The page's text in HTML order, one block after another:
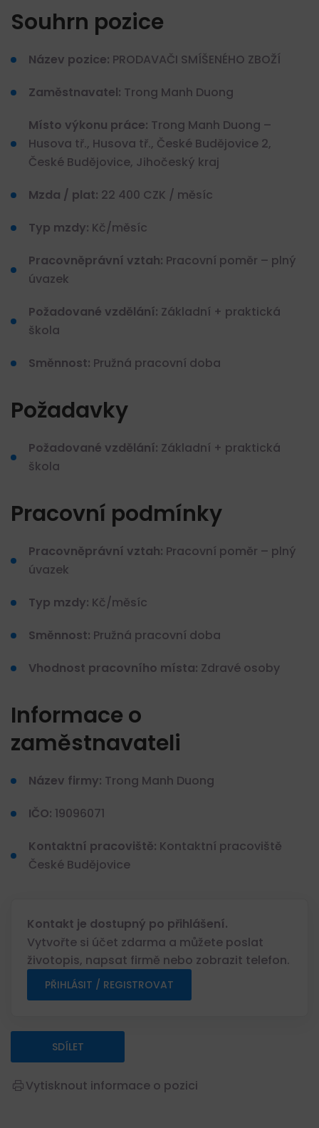
Souhrn pozice
Název pozice: PRODAVAČI SMÍŠENÉHO ZBOŽÍ
Zaměstnavatel: Trong Manh Duong
Místo výkonu práce: Trong Manh Duong –
Husova tř., Husova tř., České Budějovice 2,
České Budějovice, Jihočeský kraj
Mzda / plat: 22 400 CZK / měsíc
Typ mzdy: Kč/měsíc
Pracovněprávní vztah: Pracovní poměr – plný
úvazek
Požadované vzdělání: Základní + praktická
škola
Směnnost: Pružná pracovní doba
Požadavky
Požadované vzdělání: Základní + praktická
škola
Pracovní podmínky
Pracovněprávní vztah: Pracovní poměr – plný
úvazek
Typ mzdy: Kč/měsíc
Směnnost: Pružná pracovní doba
Vhodnost pracovního místa: Zdravé osoby
Informace o
zaměstnavateli
Název firmy: Trong Manh Duong
IČO: 19096071
Kontaktní pracoviště: Kontaktní pracoviště
České Budějovice
Kontakt je dostupný po přihlášení.
Vytvořte si účet zdarma a můžete poslat
životopis, napsat firmě nebo zobrazit telefon.
PŘIHLÁSIT / REGISTROVAT
SDÍLET
Vytisknout informace o pozici